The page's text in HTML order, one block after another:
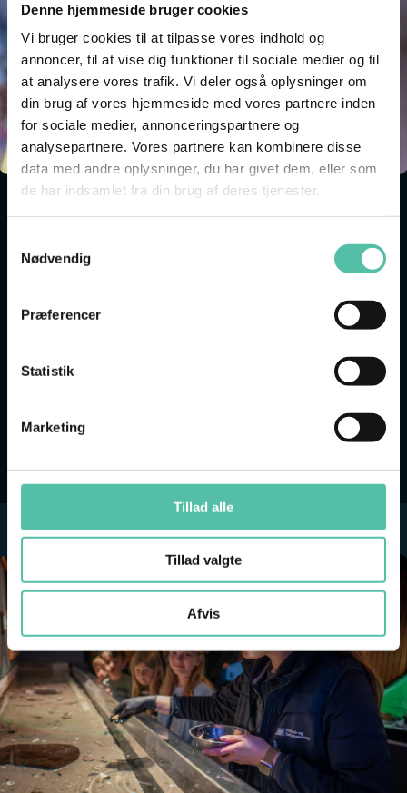
Denne hjemmeside bruger cookies
Vi bruger cookies til at tilpasse vores indhold og
annoncer, til at vise dig funktioner til sociale medier og til
at analysere vores trafik. Vi deler også oplysninger om
din brug af vores hjemmeside med vores partnere inden
for sociale medier, annonceringspartnere og
analysepartnere. Vores partnere kan kombinere disse
data med andre oplysninger, du har givet dem, eller som
de har indsamlet fra din brug af deres tjenester.
Nødvendig
Præferencer
Statistik
Marketing
Tillad alle
Tillad valgte
Afvis
EN FISKERFAMILIE
Hvordan har det været at vokse op i en fiskerfamilie i
1940’ernes Esbjerg? Og hvad vil det overhovedet sige
FAG: HISTORIE OG DANSK